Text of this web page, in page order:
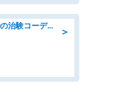
＞
「土日祝休み」医療機関での治験コーディネーターのお仕事/看護師